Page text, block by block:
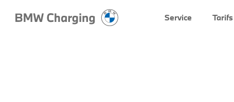
Service Tarifs